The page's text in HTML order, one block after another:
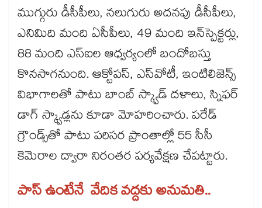
ముగ్గురు డీసీపీలు, నలుగురు అదనపు డీసీపీలు,
ఎనిమిది మంది ఏసీపీలు, 49 మంది ఇన్‌‌‌‌స్పెక్టర్లు,
88 మంది ఎస్‌‌‌‌ఐల ఆధ్వర్యంలో బందోబస్తు
కొనసాగనుంది. ఆక్టోపస్, ఎస్‌‌‌‌వోటీ, ఇంటిలిజెన్స్
విభాగాలతో పాటు బాంబ్​ స్క్వాడ్​ దళాలు, స్నిఫర్
డాగ్ స్క్వాడ్లను కూడా మోహరించారు. పరేడ్
గ్రౌండ్స్‌‌‌‌తో పాటు పరిసర ప్రాంతాల్లో 55 సీసీ
కెమెరాల ద్వారా నిరంతర పర్యవేక్షణ చేపట్టారు.
పాస్​ ఉంటేనే వేదిక వద్దకు అనుమతి..